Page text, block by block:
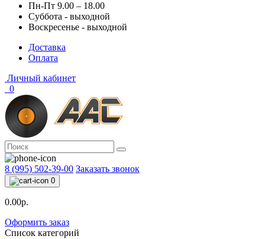
Пн-Пт 9.00 – 18.00
Суббота - выходной
Воскресенье - выходной
Доставка
Оплата
Личный кабинет
0
8 (995) 502-39-00 Заказать звонок
0
0.00р.
Оформить заказ
Список категорий